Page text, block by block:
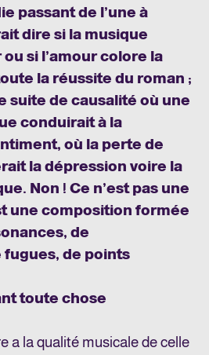
passant de l’une à
dire si la musique
si l’amour colore la
la réussite du roman ;
suite de causalité où une
conduirait à la
où la perte de
la dépression voire la
Non ! Ce n’est pas une
une composition formée
de
de points
toute chose
a la qualité musicale de celle